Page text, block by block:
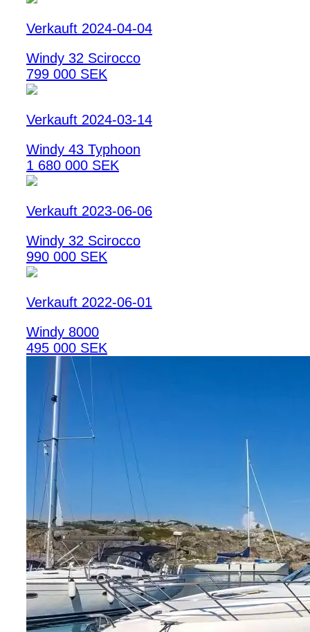
Verkauft 2024-04-04
Windy 32 Scirocco
799 000 SEK
Verkauft 2024-03-14
Windy 43 Typhoon
1 680 000 SEK
Verkauft 2023-06-06
Windy 32 Scirocco
990 000 SEK
Verkauft 2022-06-01
Windy 8000
495 000 SEK